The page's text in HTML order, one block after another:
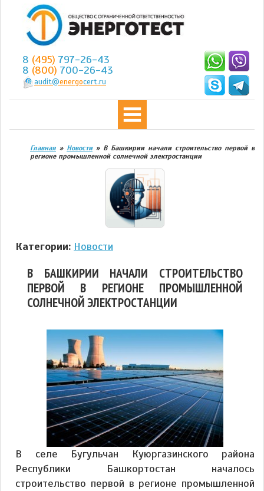
8 (495) 797-26-43
8 (800) 700-26-43
audit@energocert.ru
Главная » Новости» В Башкирии начали строительство первой в
регионе промышленной солнечной электростанции
Категории: Новости
В БАШКИРИИ НАЧАЛИ СТРОИТЕЛЬСТВО
ПЕРВОЙ В РЕГИОНЕ ПРОМЫШЛЕННОЙ
СОЛНЕЧНОЙ ЭЛЕКТРОСТАНЦИИ
В селе Бугульчан Куюргазинского района
Республики Башкортостан началось
строительство первой в регионе промышленной